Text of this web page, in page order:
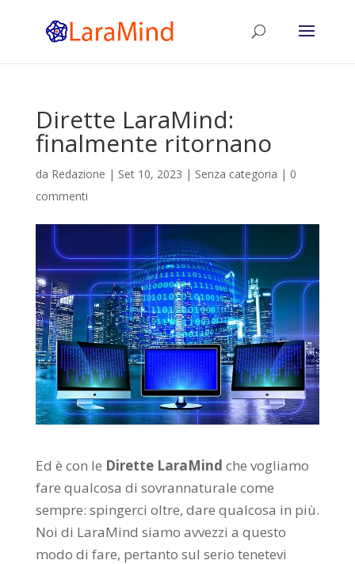
Dirette LaraMind:
finalmente ritornano
da Redazione | Set 10, 2023 | Senza categoria | 0
commenti
Ed è con le Dirette LaraMind che vogliamo
fare qualcosa di sovrannaturale come
sempre: spingerci oltre, dare qualcosa in più.
Noi di LaraMind siamo avvezzi a questo
modo di fare, pertanto sul serio tenetevi